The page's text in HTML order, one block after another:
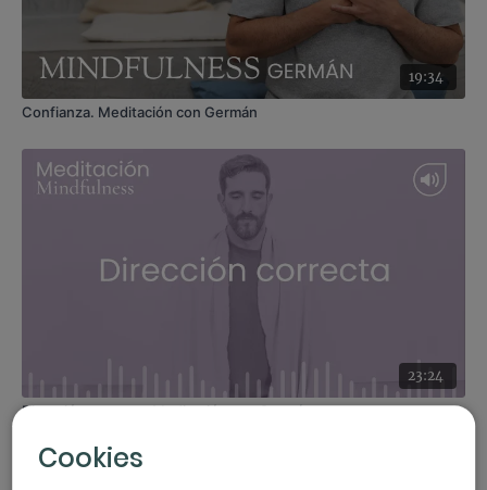
19:34
Confianza. Meditación con Germán
23:24
Dirección correcta. Meditación con Germán
Cookies